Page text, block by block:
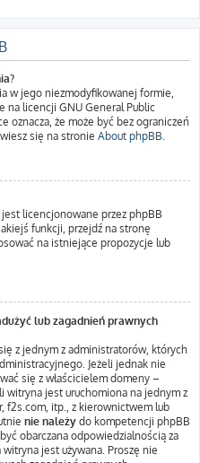
w jego niezmodyfikowanej formie,
na licencji GNU General Public
oznacza, że może być bez ograniczeń
się na stronie About phpBB.
licencjonowane przez phpBB
funkcji, przejdź na stronę
na istniejące propozycje lub
lub zagadnień prawnych
z jednym z administratorów, których
Jeżeli jednak nie
się z właścicielem domeny –
witryna jest uruchomiona na jednym z
f2s.com, itp., z kierownictwem lub
nie należy do kompetencji phpBB
obarczana odpowiedzialnością za
jest używana. Proszę nie